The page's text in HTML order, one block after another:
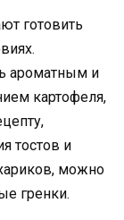
готовить
ароматным и
картофеля,
тостов и
можно
гренки.